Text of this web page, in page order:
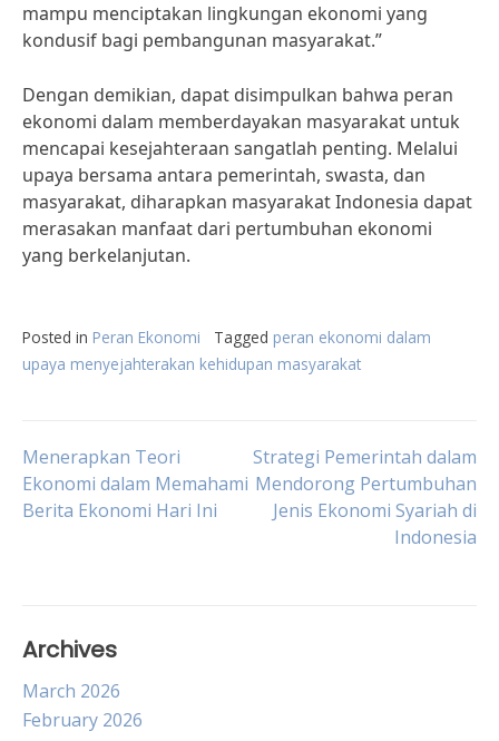
mampu menciptakan lingkungan ekonomi yang
kondusif bagi pembangunan masyarakat.”
Dengan demikian, dapat disimpulkan bahwa peran
ekonomi dalam memberdayakan masyarakat untuk
mencapai kesejahteraan sangatlah penting. Melalui
upaya bersama antara pemerintah, swasta, dan
masyarakat, diharapkan masyarakat Indonesia dapat
merasakan manfaat dari pertumbuhan ekonomi
yang berkelanjutan.
Posted in Peran Ekonomi Tagged peran ekonomi dalam
upaya menyejahterakan kehidupan masyarakat
Post
navigation
Menerapkan Teori
Ekonomi dalam Memahami
Berita Ekonomi Hari Ini
Strategi Pemerintah dalam
Mendorong Pertumbuhan
Jenis Ekonomi Syariah di
Indonesia
Archives
March 2026
February 2026